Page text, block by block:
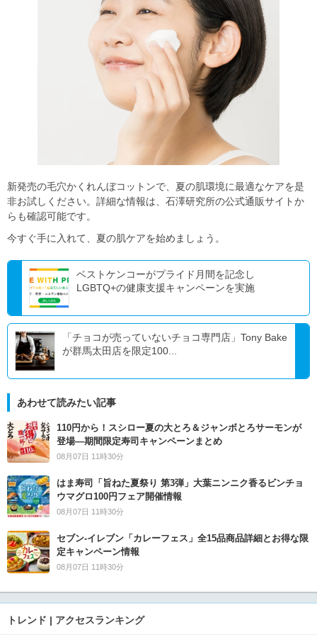
新発売の毛穴かくれんぼコットンで、夏の肌環境に最適なケアを是
非お試しください。詳細な情報は、石澤研究所の公式通販サイトか
らも確認可能です。
今すぐ手に入れて、夏の肌ケアを始めましょう。
ベストケンコーがプライド月間を記念し
LGBTQ+の健康支援キャンペーンを実施
「チョコが売っていないチョコ専門店」Tony Bake
が群馬太田店を限定100...
あわせて読みたい記事
110円から！スシロー夏の大とろ＆ジャンボとろサーモンが
登場―期間限定寿司キャンペーンまとめ
08月07日 11時30分
はま寿司「旨ねた夏祭り 第3弾」大葉ニンニク香るビンチョ
ウマグロ100円フェア開催情報
08月07日 11時30分
セブン‐イレブン「カレーフェス」全15品商品詳細とお得な限
定キャンペーン情報
08月07日 11時30分
トレンド | アクセスランキング